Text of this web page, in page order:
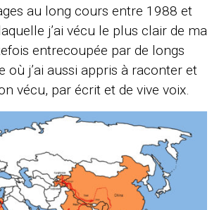
au long cours entre 1988 et
j’ai vécu le plus clair de ma
entrecoupée par de longs
où j’ai aussi appris à raconter et
vécu, par écrit et de vive voix.